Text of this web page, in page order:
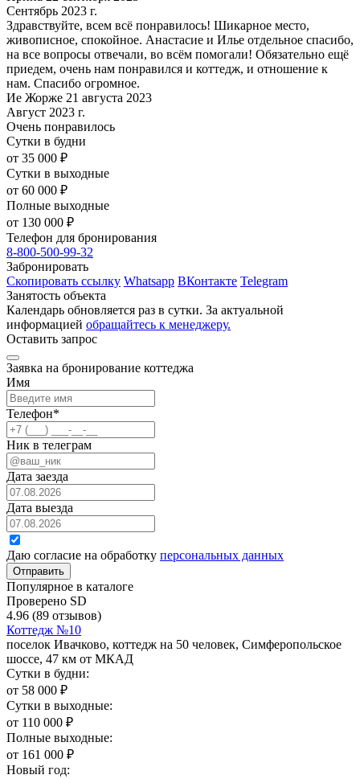
Сентябрь 2023 г.
Здравствуйте, всем всë понравилось! Шикарное место,
живописное, спокойное. Анастасие и Илье отдельное спасибо,
на все вопросы отвечали, во всём помогали! Обязательно ещё
приедем, очень нам понравился и коттедж, и отношение к
нам. Спасибо огромное.
Ие Жорже 21 августа 2023
Август 2023 г.
Очень понравилось
Сутки в будни
от 35 000 ₽
Сутки в выходные
от 60 000 ₽
Полные выходные
от 130 000 ₽
Телефон для бронирования
8-800-500-99-32
Забронировать
Скопировать ссылку Whatsapp ВКонтакте Telegram
Занятость объекта
Календарь обновляется раз в сутки. За актуальной
информацией обращайтесь к менеджеру.
Оставить запрос
Заявка на бронирование коттеджа
Имя
Телефон*
Ник в телеграм
Дата заезда
Дата выезда
Даю согласие на обработку персональных данных
Отправить
Популярное в каталоге
Проверено SD
4.96 (89 отзывов)
Коттедж №10
поселок Ивачково, коттедж на 50 человек, Симферопольское
шоссе, 47 км от МКАД
Сутки в будни:
от 58 000 ₽
Сутки в выходные:
от 110 000 ₽
Полные выходные:
от 161 000 ₽
Новый год: